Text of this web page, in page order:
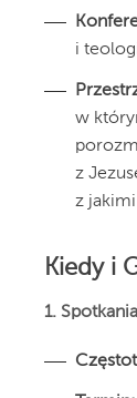
i
w
z
z
Kiedy i
1.